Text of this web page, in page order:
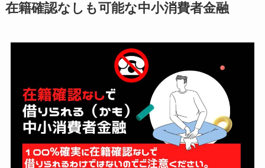
在籍確認なしも可能な中小消費者金融